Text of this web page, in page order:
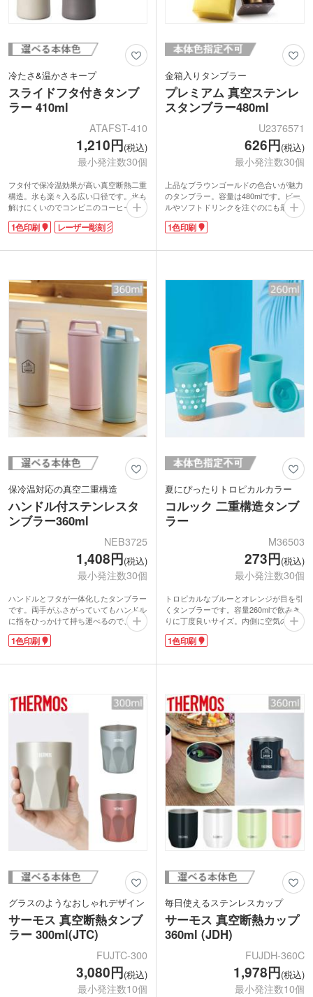
冷たさ&温かさキープ
スライドフタ付きタンブ
ラー 410ml
ATAFST-410
1,210円(税込)
最小発注数30個
フタ付で保冷温効果が高い真空断熱二重
構造。氷も楽々入る広い口径です。氷も
解けにくいのでコンビニのコーヒーをそ
のまま移し替えて、いつもよりも美味し
くいただけます。フタの飲み口は水滴が
構』。容量は410mlです。
は記念品におススメです。
株式会社アトラスはステンレス製品専門
の国内メーカーです。委託契約をした海
外工場で生産をし、製品の検品、日本国
内の管理業務などを一貫して行っていま
ため、品質には自信があります。
1色印刷 レーザー彫刻
金箱入りタンブラー
プレミアム 真空ステンレ
スタンブラー480ml
U2376571
626円(税込)
最小発注数30個
上品なブラウンゴールドの色合いが魅力
のタンブラー。容量は480mlです。ビー
ルやソフトドリンクを注ぐのにも最適
で、日常使いから特別なシーンまで幅広
く活躍します。
示会やイベントでの配布時には、インパ
ます。キャンペーンの景品や豪華特典と
してもおすすめのアイテムです。
1色印刷
保冷温対応の真空二重構造
ハンドル付ステンレスタ
ンブラー360ml
NEB3725
1,408円(税込)
最小発注数30個
ハンドルとフタが一体化したタンブラー
です。両手がふさがっていてもハンドル
に指をひっかけて持ち運べるので、会議
などオフィスでのちょっとした移動の際
に便利！真空二重構造なので飲み頃の温
入る広口設計。外出先での水分補給にも
ボトル側面にワンポイント印刷かぐるっ
と広範囲印刷に対応しています。周年記
1色印刷
夏にぴったりトロピカルカラー
コルック 二重構造タンブ
ラー
M36503
273円(税込)
最小発注数30個
トロピカルなブルーとオレンジが目を引
くタンブラーです。容量260mlで飲みき
りに丁度良いサイズ。内側に空気の層が
ある樹脂製の中空二重構造で、熱いもの
も冷たいものも安心して持てます。結露
ンのポイントになっている底のコルクで
もOK！
本体側面に1色で名入れができます。ぐ
るっと広い範囲にも印刷可能。夏のイベ
ントや飲食店のキャンペーンにいかがで
しょうか。
1色印刷
グラスのようなおしゃれデザイン
サーモス 真空断熱タンブ
ラー 300ml(JTC)
FUJTC-300
3,080円(税込)
最小発注数10個
毎日使えるステンレスカップ
サーモス 真空断熱カップ
360ml (JDH)
FUJDH-360C
1,978円(税込)
最小発注数10個